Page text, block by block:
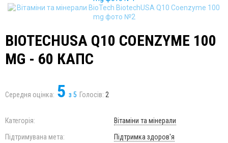
BIOTECHUSA Q10 COENZYME 100
MG - 60 КАПС
Середня оцінка: 5 з 5 Голосів: 2
Категорія:
Вітаміни та мінерали
Підтримувана мета:
Підтримка здоров'я